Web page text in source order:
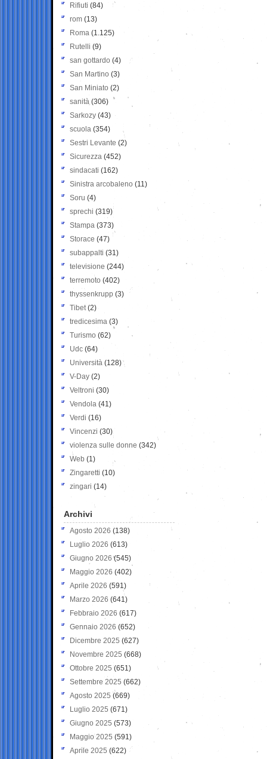
Rifiuti (84)
rom (13)
Roma (1.125)
Rutelli (9)
san gottardo (4)
San Martino (3)
San Miniato (2)
sanità (306)
Sarkozy (43)
scuola (354)
Sestri Levante (2)
Sicurezza (452)
sindacati (162)
Sinistra arcobaleno (11)
Soru (4)
sprechi (319)
Stampa (373)
Storace (47)
subappalti (31)
televisione(244)
terremoto (402)
thyssenkrupp (3)
Tibet(2)
tredicesima (3)
Turismo (62)
Udc (64)
Università (128)
V-Day (2)
Veltroni (30)
Vendola (41)
Verdi (16)
Vincenzi (30)
violenza sulle donne (342)
Web (1)
Zingaretti (10)
zingari (14)
Archivi
Agosto 2026 (138)
Luglio 2026 (613)
Giugno 2026 (545)
Maggio 2026 (402)
Aprile 2026 (591)
Marzo 2026 (641)
Febbraio 2026 (617)
Gennaio 2026 (652)
Dicembre 2025 (627)
Novembre 2025 (668)
Ottobre 2025 (651)
Settembre 2025 (662)
Agosto 2025 (669)
Luglio 2025 (671)
Giugno 2025 (573)
Maggio 2025 (591)
Aprile 2025 (622)